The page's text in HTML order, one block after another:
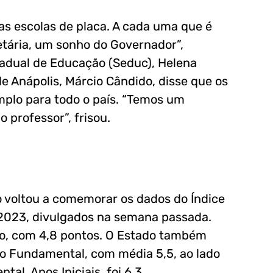
escolas de placa. A cada uma que é
um sonho do Governador”,
de Educação (Seduc), Helena
Anápolis, Márcio Cândido, disse que os
para todo o país. “Temos um
professor”, frisou.
a comemorar os dados do Índice
divulgados na semana passada.
com 4,8 pontos. O Estado também
Fundamental, com média 5,5, ao lado